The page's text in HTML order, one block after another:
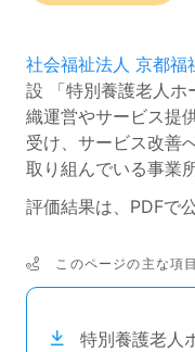
社会福祉法人 京都福
設 「特別養護老人ホ
織運営やサービス提
受け、サービス改善
取り組んでいる事業
評価結果は、PDFで
次のコンテンツは目
このページの主な項
特別養護老人